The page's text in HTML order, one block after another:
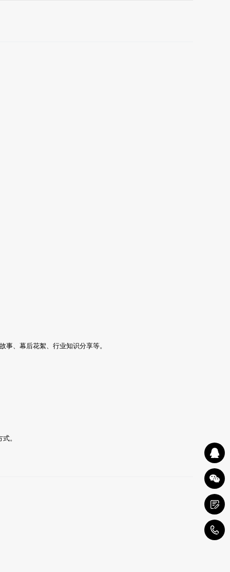
、幕后花絮、行业知识分享等。
。